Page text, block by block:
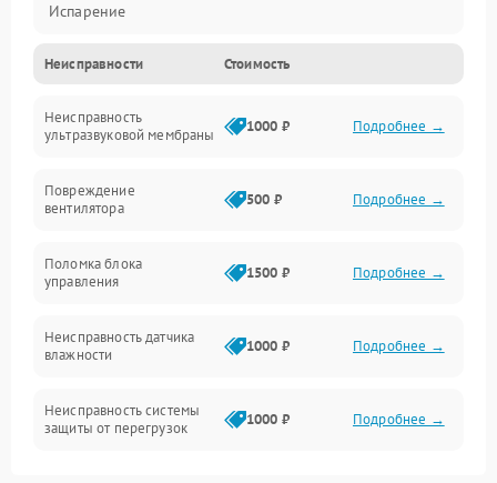
Испарение
Водяной тракт
Механические повреждения
Датчики
Неисправности Стоимость
Неисправность
ультразвуковой мембраны
1000 ₽ Подробнее →
Повреждение
вентилятора
500 ₽ Подробнее →
Поломка блока
управления
1500 ₽ Подробнее →
Неисправность датчика
влажности
1000 ₽ Подробнее →
Неисправность системы
защиты от перегрузок
1000 ₽ Подробнее →